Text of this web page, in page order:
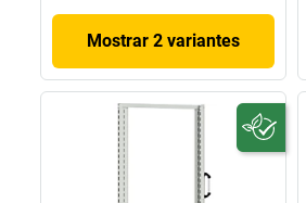
Mostrar 2 variantes